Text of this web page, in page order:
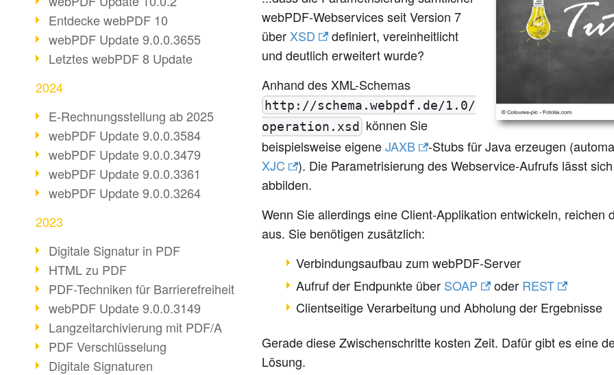
Entdecke webPDF 10
webPDF Update 9.0.0.3655
Letztes webPDF 8 Update
2024
E-Rechnungsstellung ab 2025
webPDF Update 9.0.0.3584
webPDF Update 9.0.0.3479
webPDF Update 9.0.0.3361
webPDF Update 9.0.0.3264
2023
Digitale Signatur in PDF
HTML zu PDF
PDF-Techniken für Barrierefreiheit
webPDF Update 9.0.0.3149
Langzeitarchivierung mit PDF/A
PDF Verschlüsselung
Digitale Signaturen
webPDF-Webservices seit Version 7
über XSD
definiert, vereinheitlicht
und deutlich erweitert wurde?
Anhand des XML-Schemas
http://schema.webpdf.de/1.0/
operation.xsd können Sie
beispielsweise eigeneJAXB
-Stubs für Java erzeugen
XJC
). Die Parametrisierung des Webservice-Aufrufs lässt
abbilden.
Wenn Sie allerdings eine Client-Applikation entwickeln, reichen
aus. Sie benötigen zusätzlich:
Verbindungsaufbau zum webPDF-Server
Aufruf der Endpunkte über SOAP oder REST
Clientseitige Verarbeitung und Abholung der Ergebnisse
Gerade diese Zwischenschritte kosten Zeit. Dafür gibt es eine
Lösung.